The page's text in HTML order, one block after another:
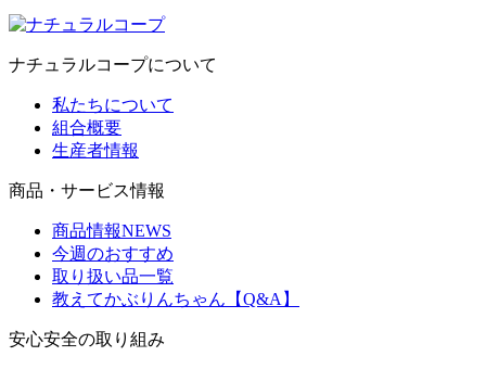
ナチュラルコープについて
私たちについて
組合概要
生産者情報
商品・サービス情報
商品情報NEWS
今週のおすすめ
取り扱い品一覧
教えてかぶりんちゃん【Q&A】
安心安全の取り組み